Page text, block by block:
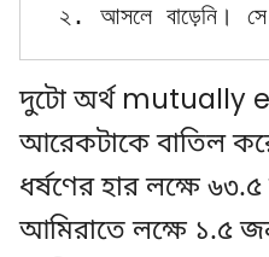
২. আসলে বাড়েনি। সে
দুটো অর্থ mutually
আরেকটাকে বাতিল
ধর্ষণের হার লক্ষে
আমিরাতে লক্ষে ১.৫